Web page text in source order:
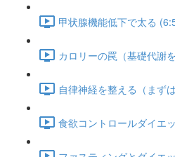
甲状腺機能低下で太る
カロリーの罠（基礎代謝
自律神経を整える（まず
食欲コントロールダイエ